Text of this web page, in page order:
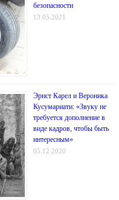
безопасности
13.05.2021
Эрнст Карел и Вероника
Кусумариати: «Звуку не
требуется дополнение в
виде кадров, чтобы быть
интересным»
05.12.2020